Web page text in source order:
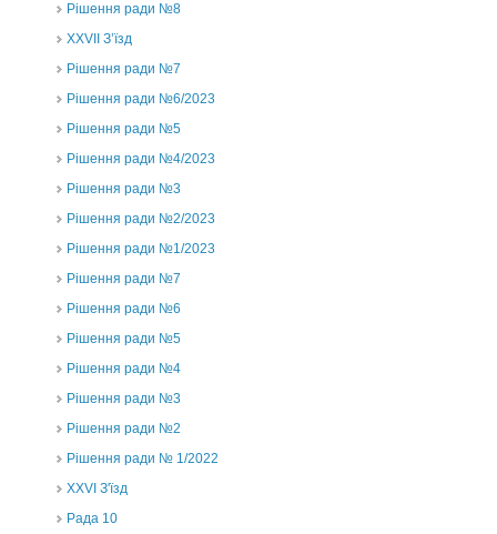
Рішення ради №8
ХХVII З’їзд
Рішення ради №7
Рішення ради №6/2023
Рішення ради №5
Рішення ради №4/2023
Рішення ради №3
Рішення ради №2/2023
Рішення ради №1/2023
Рішення ради №7
Рішення ради №6
Рішення ради №5
Рішення ради №4
Рішення ради №3
Рішення ради №2
Рішення ради № 1/2022
XXVI З'їзд
Рада 10